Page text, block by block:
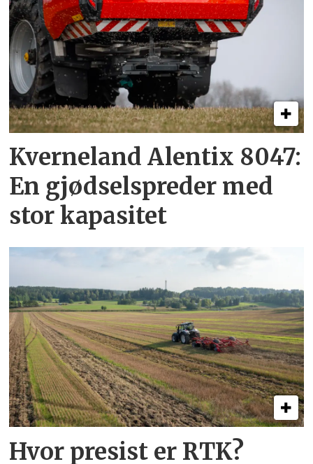
Kverneland Alentix 8047:
En gjødsel­spreder med
stor kapasitet
Hvor presist er RTK?